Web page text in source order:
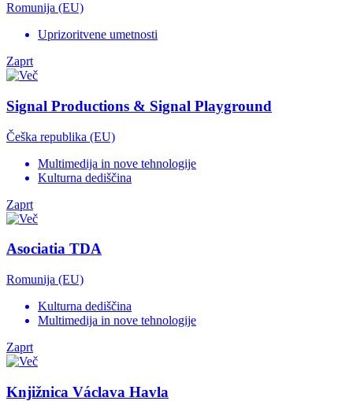
Romunija (EU)
Uprizoritvene umetnosti
Zaprt
Signal Productions & Signal Playground
Češka republika (EU)
Multimedija in nove tehnologije
Kulturna dediščina
Zaprt
Asociatia TDA
Romunija (EU)
Kulturna dediščina
Multimedija in nove tehnologije
Zaprt
Knjižnica Václava Havla